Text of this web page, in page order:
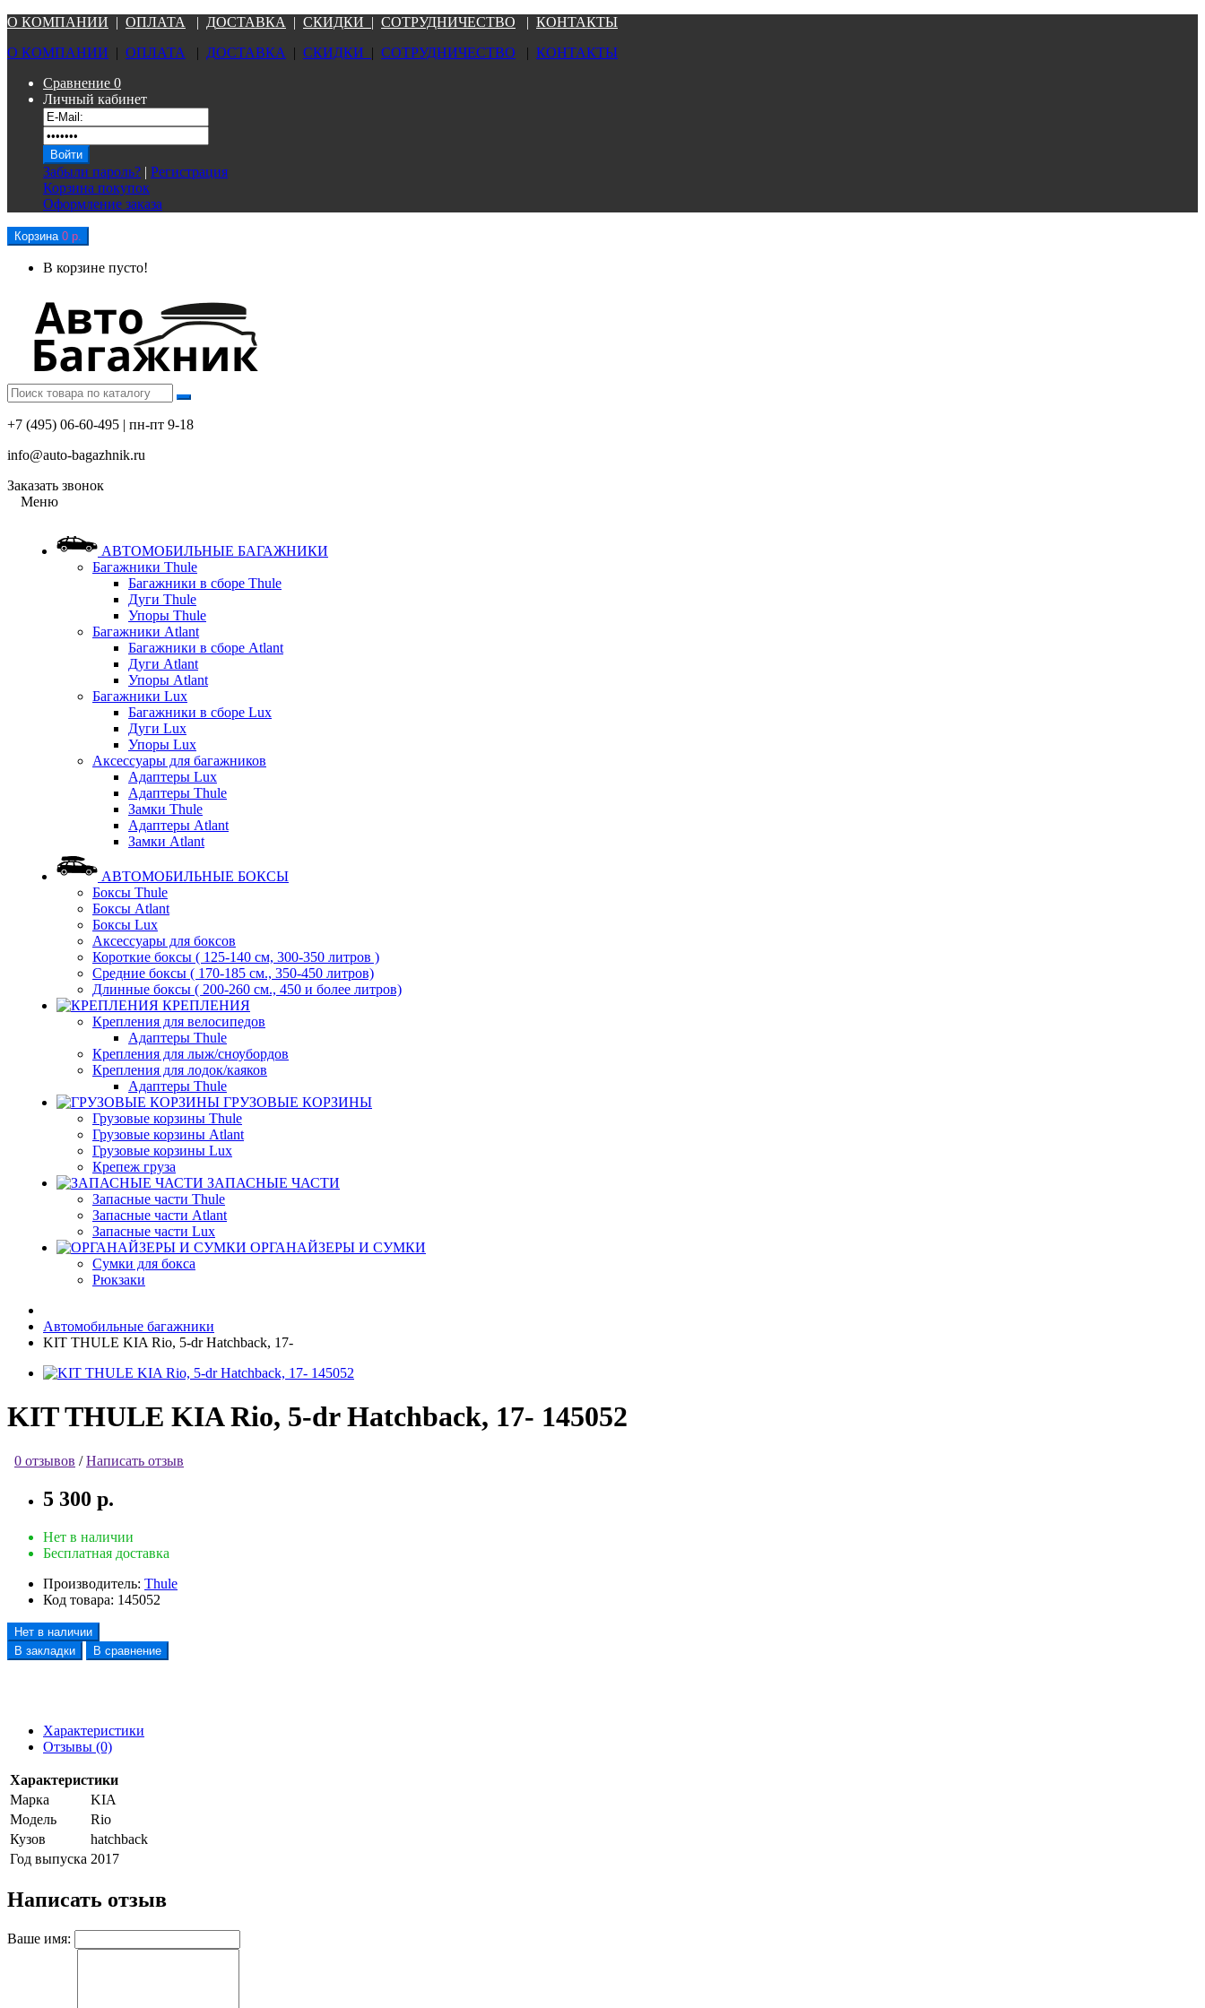
О КОМПАНИИ | ОПЛАТА | ДОСТАВКА | СКИДКИ | СОТРУДНИЧЕСТВО | КОНТАКТЫ
О КОМПАНИИ | ОПЛАТА | ДОСТАВКА | СКИДКИ | СОТРУДНИЧЕСТВО | КОНТАКТЫ
Сравнение 0
Личный кабинет
Забыли пароль? | Регистрация
Корзина покупок
Оформление заказа
Корзина 0 р.
В корзине пусто!
+7 (495) 06-60-495 | пн-пт 9-18
info@auto-bagazhnik.ru
Заказать звонок
Меню
АВТОМОБИЛЬНЫЕ БАГАЖНИКИ
Багажники Thule
Багажники в сборе Thule
Дуги Thule
Упоры Thule
Багажники Atlant
Багажники в сборе Atlant
Дуги Atlant
Упоры Atlant
Багажники Lux
Багажники в сборе Lux
Дуги Lux
Упоры Lux
Аксессуары для багажников
Адаптеры Lux
Адаптеры Thule
Замки Thule
Адаптеры Atlant
Замки Atlant
АВТОМОБИЛЬНЫЕ БОКСЫ
Боксы Thule
Боксы Atlant
Боксы Lux
Аксессуары для боксов
Короткие боксы ( 125-140 см, 300-350 литров )
Средние боксы ( 170-185 см., 350-450 литров)
Длинные боксы ( 200-260 см., 450 и более литров)
КРЕПЛЕНИЯ
Крепления для велосипедов
Адаптеры Thule
Крепления для лыж/сноубордов
Крепления для лодок/каяков
Адаптеры Thule
ГРУЗОВЫЕ КОРЗИНЫ
Грузовые корзины Thule
Грузовые корзины Atlant
Грузовые корзины Lux
Крепеж груза
ЗАПАСНЫЕ ЧАСТИ
Запасные части Thule
Запасные части Atlant
Запасные части Lux
ОРГАНАЙЗЕРЫ И СУМКИ
Сумки для бокса
Рюкзаки
Автомобильные багажники
KIT THULE KIA Rio, 5-dr Hatchback, 17-
KIT THULE KIA Rio, 5-dr Hatchback, 17- 145052
0 отзывов /Написать отзыв
5 300 р.
Нет в наличии
Бесплатная доставка
Производитель: Thule
Код товара: 145052
Нет в наличии
В закладки
В сравнение
Характеристики
Отзывы (0)
Характеристики
Марка
KIA
Модель
Rio
Кузов
hatchback
Год выпуска 2017
Написать отзыв
Ваше имя: